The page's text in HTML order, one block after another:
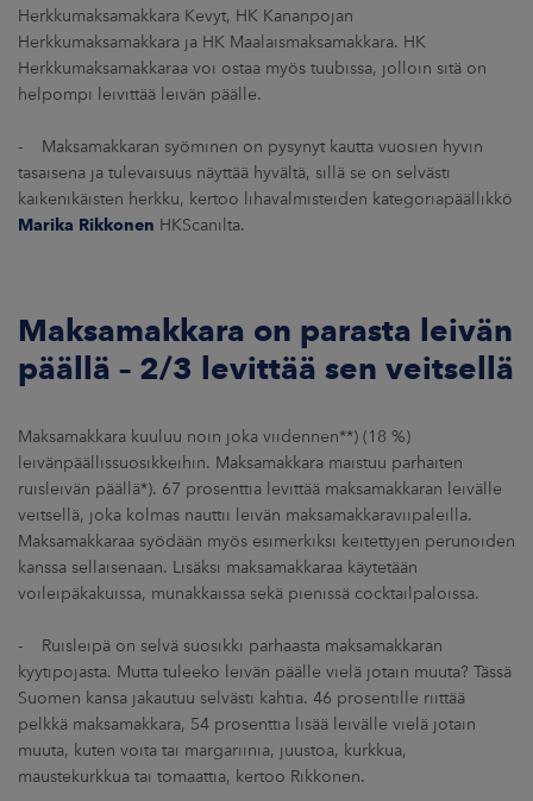
Herkkumaksamakkara Kevyt, HK Kananpojan
Herkkumaksamakkara ja HK Maalaismaksamakkara. HK
Herkkumaksamakkaraa voi ostaa myös tuubissa, jolloin sitä on
helpompi leivittää leivän päälle.
- Maksamakkaran syöminen on pysynyt kautta vuosien hyvin
tasaisena ja tulevaisuus näyttää hyvältä, sillä se on selvästi
kaikenikäisten herkku, kertoo lihavalmisteiden kategoriapäällikkö
Marika Rikkonen HKScanilta.
Maksamakkara on parasta leivän
päällä – 2/3 levittää sen veitsellä
Maksamakkara kuuluu noin joka viidennen**) (18 %)
leivänpäällissuosikkeihin. Maksamakkara maistuu parhaiten
ruisleivän päällä*). 67 prosenttia levittää maksamakkaran leivälle
veitsellä, joka kolmas nauttii leivän maksamakkaraviipaleilla.
Maksamakkaraa syödään myös esimerkiksi keitettyjen perunoiden
kanssa sellaisenaan. Lisäksi maksamakkaraa käytetään
voileipäkakuissa, munakkaissa sekä pienissä cocktailpaloissa.
- Ruisleipä on selvä suosikki parhaasta maksamakkaran
kyytipojasta. Mutta tuleeko leivän päälle vielä jotain muuta? Tässä
Suomen kansa jakautuu selvästi kahtia. 46 prosentille riittää
pelkkä maksamakkara, 54 prosenttia lisää leivälle vielä jotain
muuta, kuten voita tai margariinia, juustoa, kurkkua,
maustekurkkua tai tomaattia, kertoo Rikkonen.